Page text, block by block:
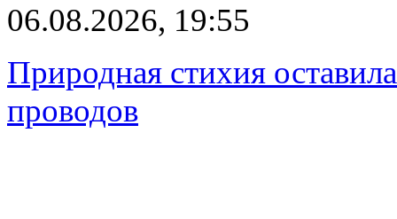
06.08.2026, 19:55
Природная стихия
проводов